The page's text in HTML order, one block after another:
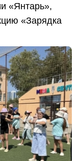
«Янтарь»,
«Зарядка